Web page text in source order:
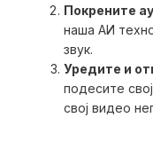
Покрените
наша АИ
звук.
Уредите и
подесите
свој видео